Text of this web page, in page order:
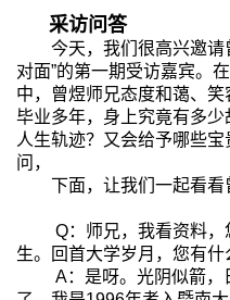
采访问答
今天，我们很高兴邀请
对面”的第一期受访嘉宾。
中，曾煜师兄态度和蔼、笑
毕业多年，身上究竟有多
人生轨迹？又会给予哪些
问，
下面，让我们一起看看
Q：师兄，我看资料
生。回首大学岁月，您有什
A：是呀。光阴似箭，